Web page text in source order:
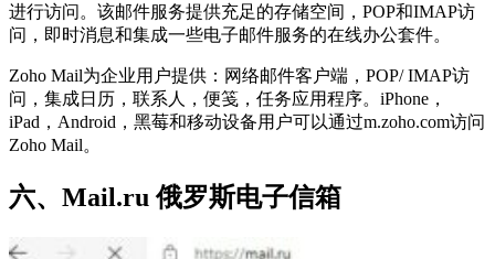
进行访问。该邮件服务提供充足的存储空间，POP和IMAP访
问，即时消息和集成一些电子邮件服务的在线办公套件。
Zoho Mail为企业用户提供：网络邮件客户端，POP/ IMAP访
问，集成日历，联系人，便笺，任务应用程序。iPhone，
iPad，Android，黑莓和移动设备用户可以通过m.zoho.com访问
Zoho Mail。
六、Mail.ru 俄罗斯电子信箱